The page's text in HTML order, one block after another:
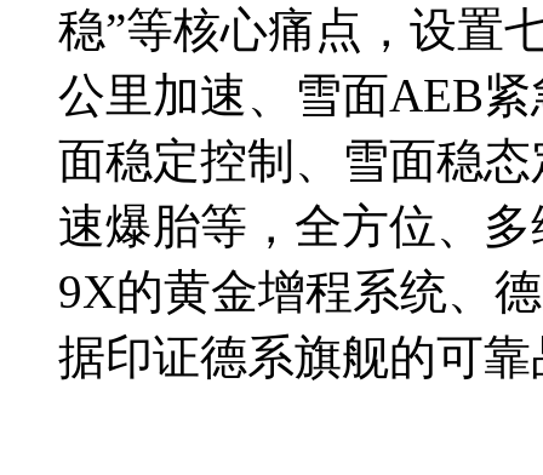
稳”等核心痛点，设置
公里加速、雪面AEB
面稳定控制、雪面稳
速爆胎等，全方位、
9X的黄金增程系统、
据印证德系旗舰的可